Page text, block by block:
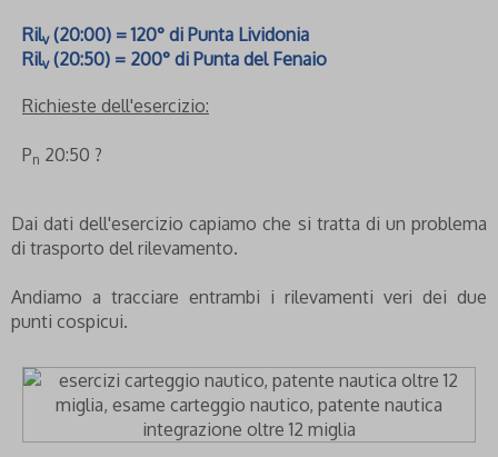
Rilv(20:00) = 120° di Punta Lividonia
Rilv(20:50) = 200° di Punta del Fenaio
Richieste dell'esercizio:
Pn 20:50 ?
Dai dati dell'esercizio capiamo che si tratta di un problema
di trasporto del rilevamento.
Andiamo a tracciare entrambi i rilevamenti veri dei due
punti cospicui.